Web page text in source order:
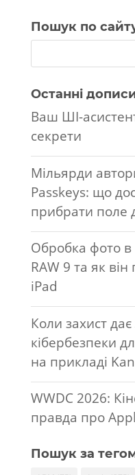
Пошук по
Останні
Ваш ШІ-
секрети
Мільярди
Passkeys: що
прибрати поле
Обробка фото
RAW 9 та як
iPad
Коли захист дає
кібербезпеки
на прикладі
WWDC 2026:
правда про
Пошук за